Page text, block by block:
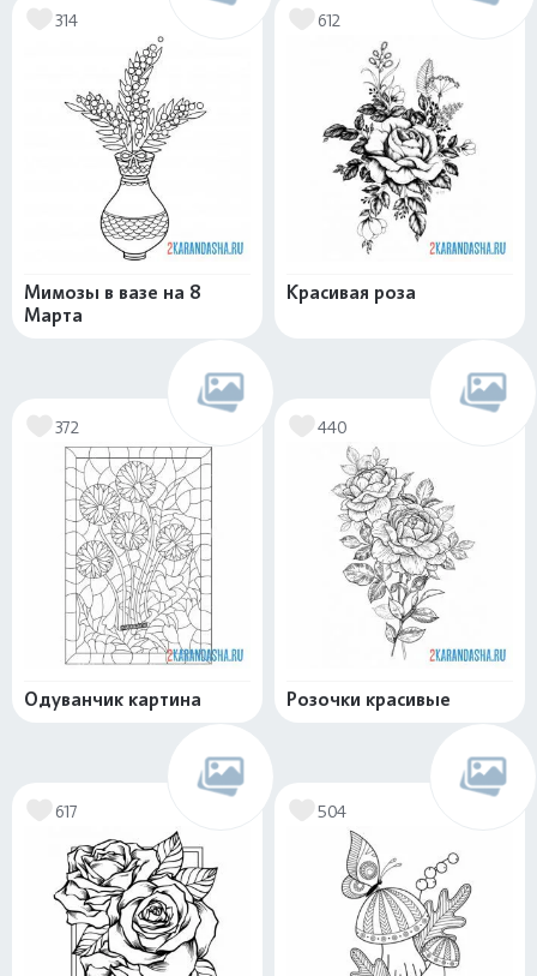
314
Мимозы в вазе на 8
Марта
612
Красивая роза
372
Одуванчик картина
440
Розочки красивые
617 504